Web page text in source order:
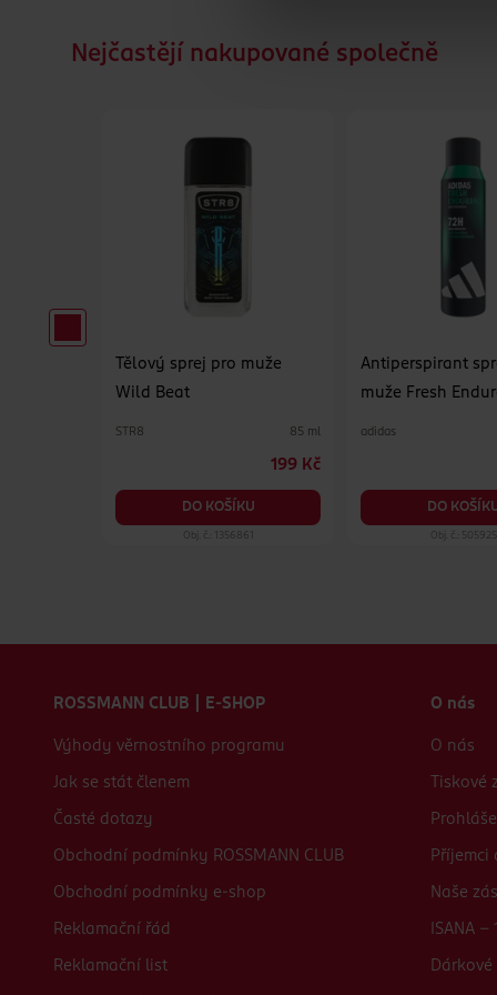
Nejčastějí nakupované společně
Tělový sprej pro muže
Wild Beat
STR8 85 ml
199 Kč
DO KOŠÍKU
Obj. č.: 1356861
Antiperspirant
muže Fresh
adidas
DO
Obj. č.: 505925
ROSSMANN CLUB | E-SHOP
Výhody věrnostního programu
Jak se stát členem
Časté dotazy
Obchodní podmínky ROSSMANN CLUB
Obchodní podmínky e-shop
Reklamační řád
Reklamační list
O nás
O nás
Tiskové
Příjemci
Naše
ISANA